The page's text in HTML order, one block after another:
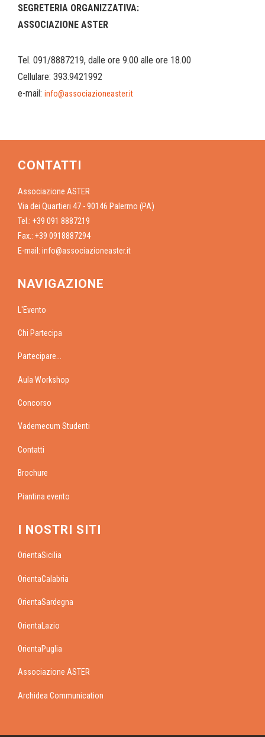
SEGRETERIA ORGANIZZATIVA:
ASSOCIAZIONE ASTER
Tel. 091/8887219, dalle ore 9.00 alle ore 18.00
Cellulare: 393.9421992
e-mail: info@associazioneaster.it
CONTATTI
Associazione ASTER
Via dei Quartieri 47 - 90146 Palermo (PA)
Tel.: +39 091 8887219
Fax.: +39 0918887294
E-mail: info@associazioneaster.it
NAVIGAZIONE
L'Evento
Chi Partecipa
Partecipare...
Aula Workshop
Concorso
Vademecum Studenti
Contatti
Brochure
Piantina evento
I NOSTRI SITI
OrientaSicilia
OrientaCalabria
OrientaSardegna
OrientaLazio
OrientaPuglia
Associazione ASTER
Archidea Communication